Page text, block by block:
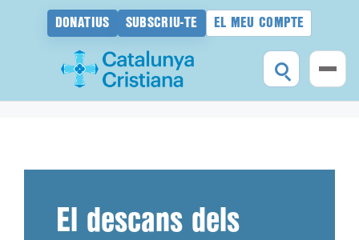
DONATIUS SUBSCRIU-TE EL MEU COMPTE
El descans dels